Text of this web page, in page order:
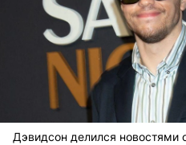
Дэвидсон делился новостями